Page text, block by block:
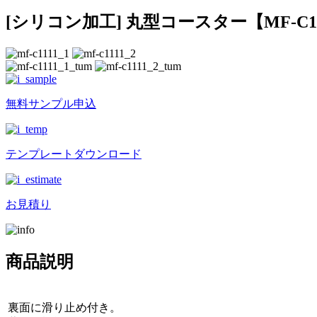
[シリコン加工] 丸型コースター【MF-
無料サンプル申込
テンプレートダウンロード
お見積り
商品説明
裏面に滑り止め付き。